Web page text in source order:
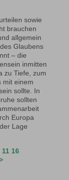
sowie
brauchen
allgemein
Glaubens
– die
inmitten
zu Tiefe, zum
mit einem
sollte. In
sollten
Europa
Lage
11 16